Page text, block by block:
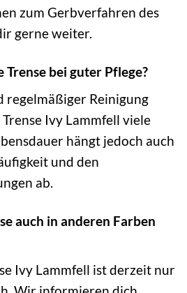
zum Gerbverfahren des
gerne weiter.
Trense bei guter Pflege?
regelmäßiger Reinigung
Ivy Lammfell viele
hängt jedoch auch
und den
ab.
auch in anderen Farben
Ivy Lammfell ist derzeit nur